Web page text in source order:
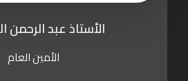
الأستاذ عبد الرحمن
الأمين العام